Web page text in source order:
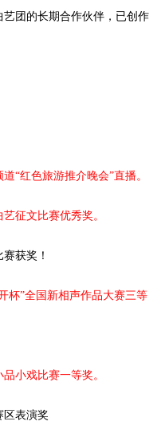
团的长期合作伙伴，已创作
道“红色旅游推介晚会”直播。
征文比赛优秀奖。
获奖！
杯”全国新相声作品大赛三等
小戏比赛一等奖。
区表演奖